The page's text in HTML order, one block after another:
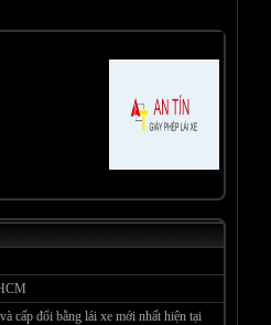
cấp đổi bằng lái xe mới nhất hiện tại